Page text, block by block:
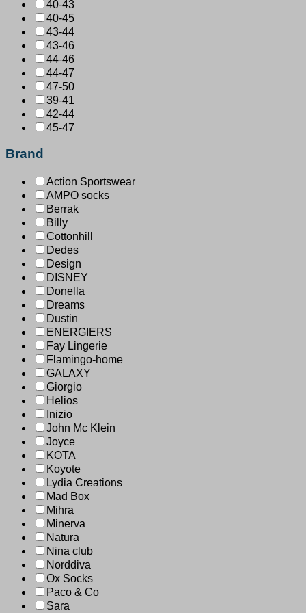
40-43
40-45
43-44
43-46
44-46
44-47
47-50
39-41
42-44
45-47
Brand
Action Sportswear
AMPO socks
Berrak
Billy
Cottonhill
Dedes
Design
DISNEY
Donella
Dreams
Dustin
ENERGIERS
Fay Lingerie
Flamingo-home
GALAXY
Giorgio
Helios
Inizio
John Mc Klein
Joyce
KOTA
Koyote
Lydia Creations
Mad Box
Mihra
Minerva
Natura
Nina club
Norddiva
Ox Socks
Paco & Co
Sara